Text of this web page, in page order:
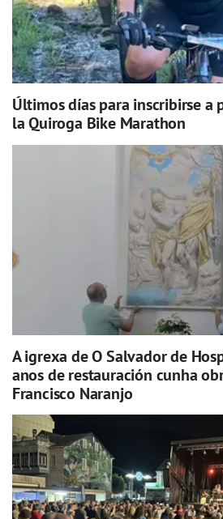
Últimos días para inscribirse a
la Quiroga Bike Marathon
A igrexa de O Salvador de
anos de restauración cunha
Francisco Naranjo